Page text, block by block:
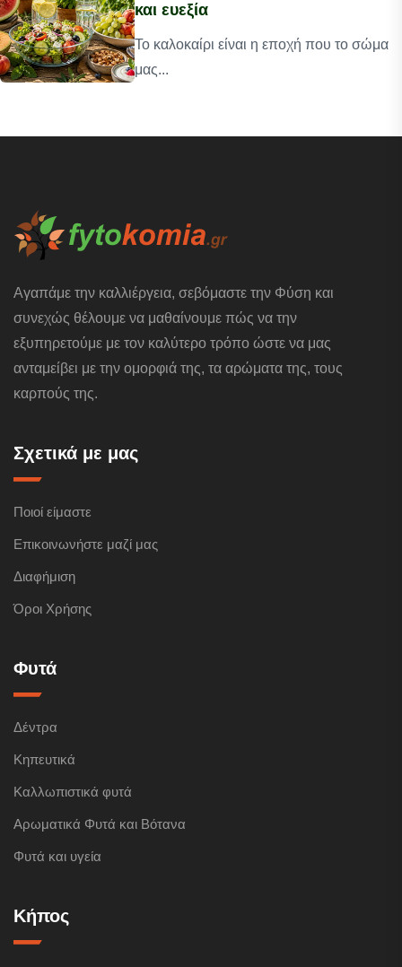
και ευεξία
Το καλοκαίρι είναι η εποχή που το σώμα
μας...
Αγαπάμε την καλλιέργεια, σεβόμαστε την Φύση και
συνεχώς θέλουμε να μαθαίνουμε πώς να την
εξυπηρετούμε με τον καλύτερο τρόπο ώστε να μας
ανταμείβει με την ομορφιά της, τα αρώματα της, τους
καρπούς της.
Σχετικά με μας
Ποιοί είμαστε
Επικοινωνήστε μαζί μας
Διαφήμιση
Όροι Χρήσης
Φυτά
Δέντρα
Κηπευτικά
Καλλωπιστικά φυτά
Αρωματικά Φυτά και Βότανα
Φυτά και υγεία
Κήπος